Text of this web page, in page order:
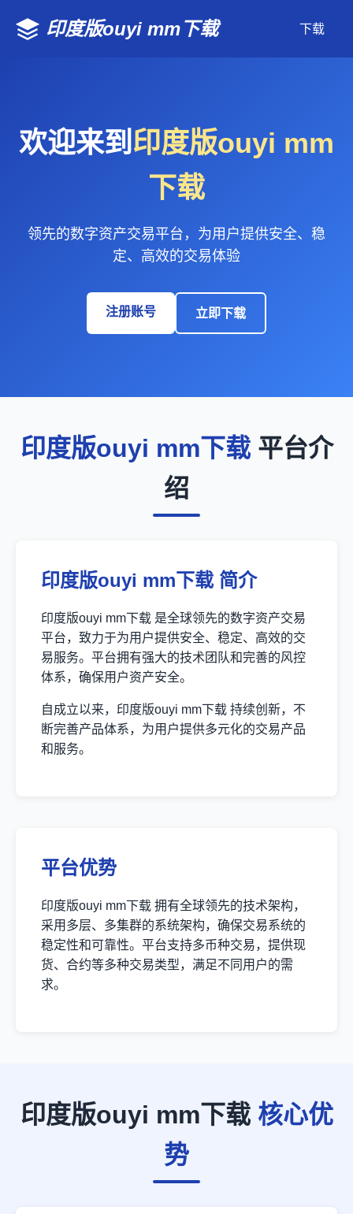
印度版ouyi mm下载 下载
欢迎来到印度版ouyi mm
下载
领先的数字资产交易平台，为用户提供安全、稳
定、高效的交易体验
注册账号 立即下载
印度版ouyi mm下载平台介
绍
印度版ouyi mm下载 简介
印度版ouyi mm下载 是全球领先的数字资产交易
平台，致力于为用户提供安全、稳定、高效的交
易服务。平台拥有强大的技术团队和完善的风控
体系，确保用户资产安全。
自成立以来，印度版ouyi mm下载 持续创新，不
断完善产品体系，为用户提供多元化的交易产品
和服务。
平台优势
印度版ouyi mm下载 拥有全球领先的技术架构，
采用多层、多集群的系统架构，确保交易系统的
稳定性和可靠性。平台支持多币种交易，提供现
货、合约等多种交易类型，满足不同用户的需
求。
印度版ouyi mm下载 核心优
势